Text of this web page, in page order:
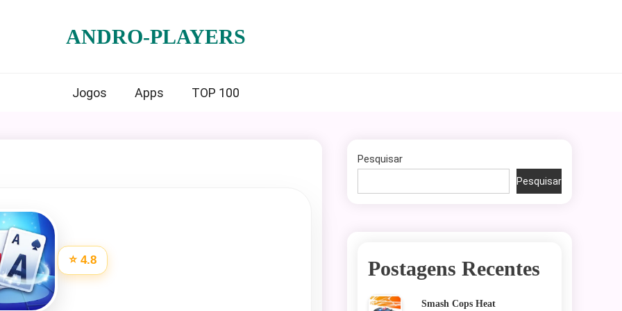
ANDRO-PLAYERS
Jogos Apps TOP 100
⭐ 4.8
Pesquisar
Pesquisar
Postagens Recentes
Smash Cops Heat